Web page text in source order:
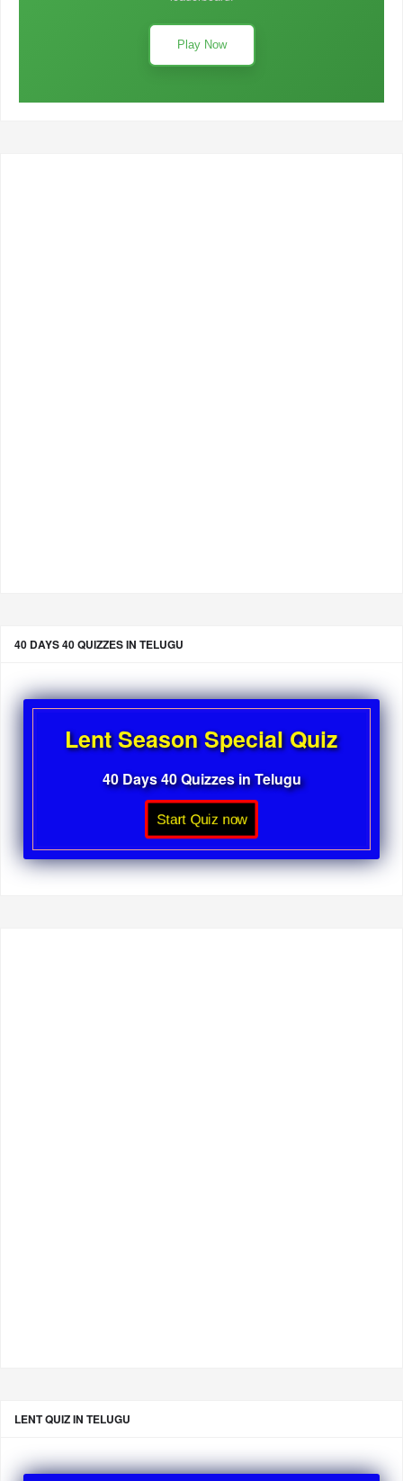
Play Now
40 DAYS 40 QUIZZES IN TELUGU
Lent Season Special Quiz
40 Days 40 Quizzes in Telugu
Start Quiz now
LENT QUIZ IN TELUGU